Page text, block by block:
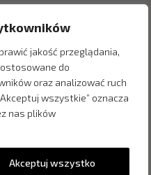
jakość przeglądania,
do
oraz analizować ruch
wszystkie” oznacza
nas plików
Akceptuj wszystko